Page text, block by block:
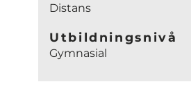
Distans
Utbildningsnivå
Gymnasial